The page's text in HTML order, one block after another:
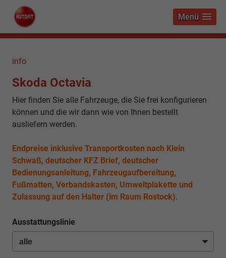
Menü
info
Skoda Octavia
Hier finden Sie alle Fahrzeuge, die Sie frei konfigurieren
können und die wir dann wie von Ihnen bestellt
ausliefern werden.
Endpreise inklusive Transportkosten nach Klein
Schwaß, deutscher KFZ Brief, deutscher
Bedienungsanleitung, Fahrzeugaufbereitung,
Fußmatten, Verbandskasten, Umweltplakette und
Zulassung auf den Halter (im Raum Rostock).
Ausstattungslinie